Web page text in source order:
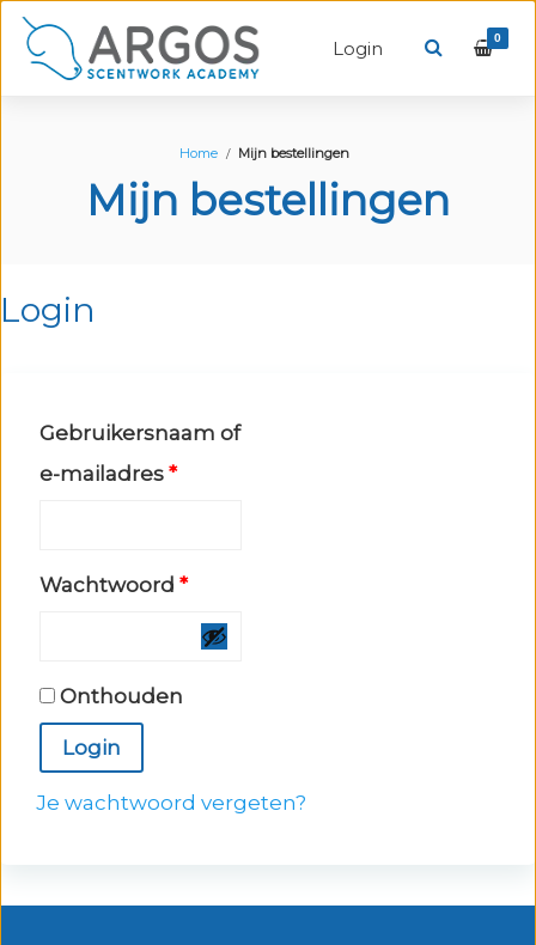
Login 0
Home Mijn bestellingen
Mijn bestellingen
Login
Gebruikersnaam of
e-mailadres *Vereist
Wachtwoord *Vereist
Onthouden
Login
Je wachtwoord vergeten?